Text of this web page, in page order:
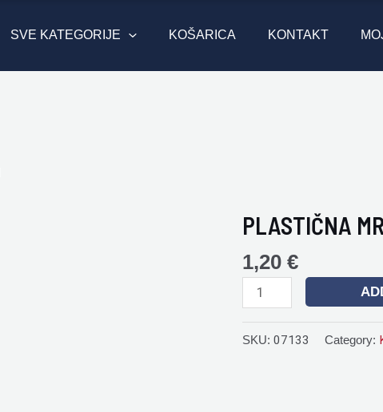
SVE KATEGORIJE KOŠARICA KONTAKT
PLASTIČNA
1,20 €
PLASTIČNA
10CM
quantity
SKU: 07133 Category: